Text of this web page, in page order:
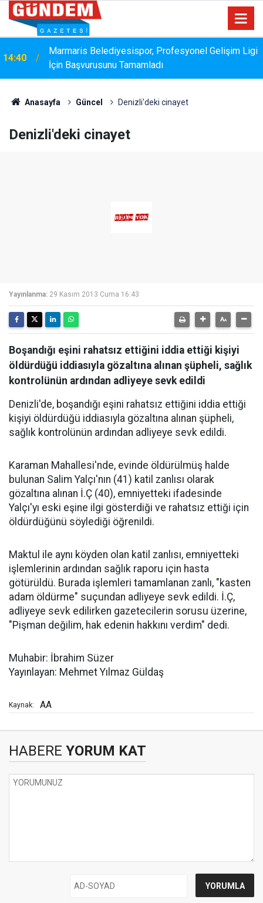
14:40
Marmaris Belediyesispor, Profesyonel Gelişim Ligi
İçin Başvurusunu Tamamladı
Anasayfa Güncel Denizli'deki cinayet
Denizli'deki cinayet
Yayınlanma: 29 Kasım 2013 Cuma 16:43
Boşandığı eşini rahatsız ettiğini iddia ettiği kişiyi
öldürdüğü iddiasıyla gözaltına alınan şüpheli, sağlık
kontrolünün ardından adliyeye sevk edildi
Denizli'de, boşandığı eşini rahatsız ettiğini iddia ettiği
kişiyi öldürdüğü iddiasıyla gözaltına alınan şüpheli,
sağlık kontrolünün ardından adliyeye sevk edildi.
Karaman Mahallesi'nde, evinde öldürülmüş halde
bulunan Salim Yalçı'nın (41) katil zanlısı olarak
gözaltına alınan İ.Ç (40), emniyetteki ifadesinde
Yalçı'yı eski eşine ilgi gösterdiği ve rahatsız ettiği için
öldürdüğünü söylediği öğrenildi.
Maktul ile aynı köyden olan katil zanlısı, emniyetteki
işlemlerinin ardından sağlık raporu için hasta
götürüldü. Burada işlemleri tamamlanan zanlı, "kasten
adam öldürme" suçundan adliyeye sevk edildi. İ.Ç,
adliyeye sevk edilirken gazetecilerin sorusu üzerine,
"Pişman değilim, hak edenin hakkını verdim" dedi.
Muhabir: İbrahim Süzer
Yayınlayan: Mehmet Yılmaz Güldaş
Kaynak: AA
HABERE YORUM KAT